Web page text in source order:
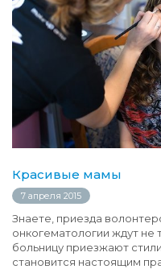
Красивые мамы
7 апреля 2015
Знаете, приезда
онкогематологии ждут не
больницу приезжают
становится настоящим